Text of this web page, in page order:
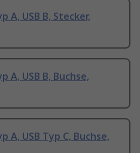
A, USB B, Stecker,
A, USB B, Buchse,
A, USB Typ C, Buchse,